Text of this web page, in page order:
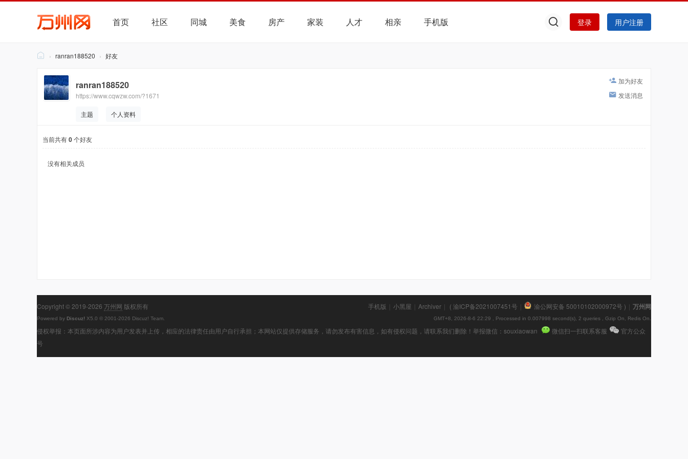
首页 社区 同城 美食 房产 家装 人才 相亲 手机版 登录 用户注册
州
网
› ranran188520 › 好友
加为好友
发送消息
ranran188520
https://www.cqwzw.com/?1671
主题 个人资料
当前共有0个好友
没有相关成员
手机版 | 小黑屋 | Archiver | ( 渝ICP备2021007451号 | 渝公网安备 50010102000972号 ) | 万州网
GMT+8, 2026-8-6 22:29 , Processed in 0.007998 second(s), 2 queries , Gzip On, Redis On.
Copyright © 2019-2026 万州网 版权所有
Powered by Discuz! X5.0 © 2001-2026 Discuz! Team
侵权举报：本页面所涉内容为用户发表并上传，相应的法律责任由用户自行承担；本网站仅提供存储服务，请勿发布有害信息，如有侵权问题，请联系我们删除！举报微信：souxiaowan 微信扫一扫联系客服
官方公众
号